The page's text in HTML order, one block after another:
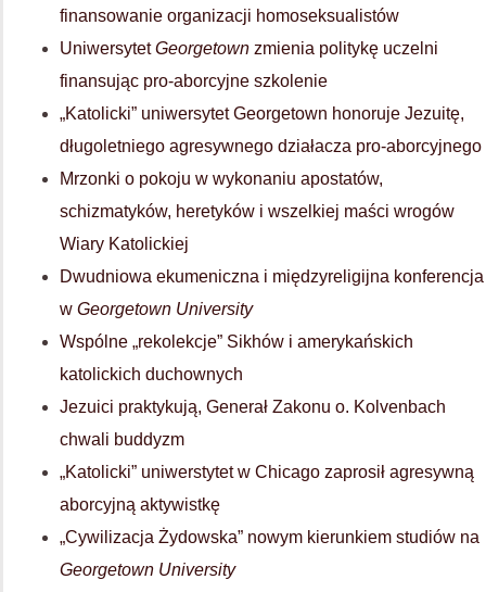
finansowanie organizacji homoseksualistów
UniwersytetGeorgetown zmienia politykę uczelni
finansując pro-aborcyjne szkolenie
„Katolicki” uniwersytet Georgetown honoruje Jezuitę,
długoletniego agresywnego działacza pro-aborcyjnego
Mrzonki o pokoju w wykonaniu apostatów,
schizmatyków, heretyków i wszelkiej maści wrogów
Wiary Katolickiej
Dwudniowa ekumeniczna i międzyreligijna konferencja
w Georgetown University
Wspólne „rekolekcje” Sikhów i amerykańskich
katolickich duchownych
Jezuici praktykują, Generał Zakonu o. Kolvenbach
chwali buddyzm
„Katolicki” uniwerstytet w Chicago zaprosił agresywną
aborcyjną aktywistkę
„Cywilizacja Żydowska” nowym kierunkiem studiów na
Georgetown University